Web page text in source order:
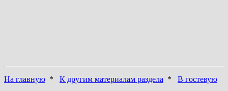
На главную * К другим материалам раздела * В гостевую